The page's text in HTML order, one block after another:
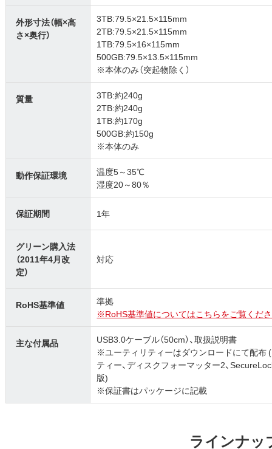
外形寸法（幅×高
さ×奥行）
3TB:79.5×21.5×115mm
2TB:79.5×21.5×115mm
1TB:79.5×16×115mm
500GB:79.5×13.5×115mm
※本体のみ（突起物除く）
質量
3TB:約240g
2TB:約240g
1TB:約170g
500GB:約150g
※本体のみ
動作保証環境
温度5～35℃
湿度20～80％
保証期間 1年
グリーン購入法
（2011年4月改
定）
対応
RoHS基準値
準拠
※RoHS基準値についてはこちらをご覧くだ
主な付属品
USB3.0ケーブル（50cm）、取扱説明書
※ユーティリティーはダウンロードにて配布
ティー、ディスクフォーマッター2、
版)
※保証書はパッケージに記載
ラインナッ